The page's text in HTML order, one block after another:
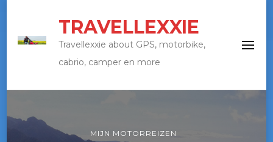
TRAVELLEXXIE
Travellexxie about GPS, motorbike,
cabrio, camper en more
MIJN MOTORREIZEN